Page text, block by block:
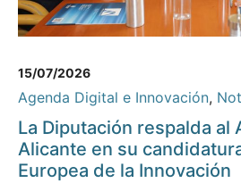
15/07/2026
Agenda Digital e Innovación,
La Diputación respalda al
Alicante en su
Europea de la Innovación